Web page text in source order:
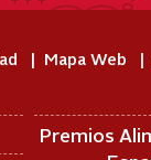
Mapa Web
Premios